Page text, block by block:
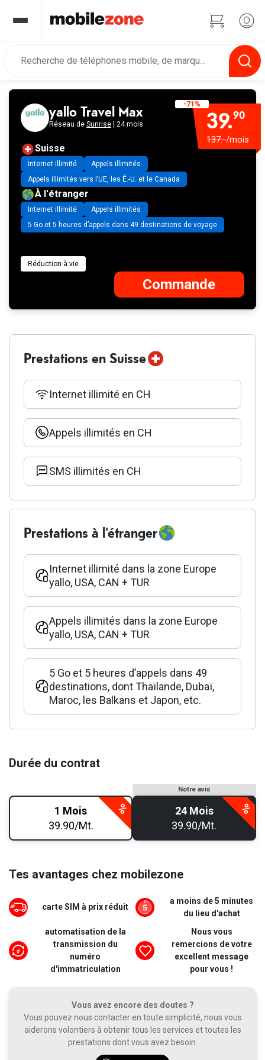
39.90
137.-/mois
-71%
Réseau de Sunrise | 24 mois
yallo Travel Max
Suisse
Internet illimité
Appels illimités
Appels illimités vers l’UE, les É.-U. et le Canada
À l'étranger
Internet illimité
Appels illimités
5 Go et 5 heures d’appels dans 49 destinations de voyage
Réduction à vie
Commande
Prestations en Suisse
Internet illimité en CH
Appels illimités en CH
SMS illimités en CH
Prestations à l'étranger
Internet illimité dans la zone Europe
yallo, USA, CAN + TUR
Appels illimités dans la zone Europe
yallo, USA, CAN + TUR
5 Go et 5 heures d’appels dans 49
destinations, dont Thaïlande, Dubaï,
Maroc, les Balkans et Japon, etc.
Durée du contrat
1 Mois
39.90/Mt.
Notre avis
24 Mois
39.90/Mt.
Tes avantages chez mobilezone
carte SIM à prix réduit
a moins de 5 minutes
du lieu d'achat
automatisation de la
transmission du
numéro
d'immatriculation
Nous vous
remercions de votre
excellent message
pour vous !
Vous avez encore des doutes ?
Vous pouvez nous contacter en toute simplicité, nous vous
aiderons volontiers à obtenir tous les services et toutes les
prestations dont vous avez besoin.